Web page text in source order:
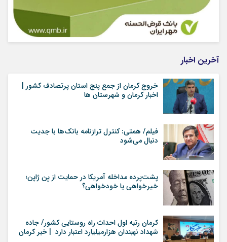
آخرین اخبار
خروج کرمان از جمع پنج استان پرتصادف کشور |
اخبار کرمان و شهرستان ها
فیلم/ همتی: کنترل ترازنامه بانک‌ها با جدیت
دنبال می‌شود
پشت‌پرده مداخله آمریکا در حمایت از یِن ژاپن؛
خیرخواهی یا خودخواهی؟
کرمان رتبه اول احداث راه روستایی کشور/ جاده
شهداد نهبندان هزارمیلیارد اعتبار دارد | خبر کرمان